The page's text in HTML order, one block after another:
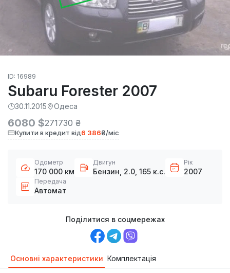
ID: 16989
Subaru Forester 2007
30.11.2015 Одеса
6080 $271730 ₴
Купити в кредит від6 386₴/міс
Одометр
170 000 км
Двигун
Бензин, 2.0, 165 к.с.
Рік
2007
Передача
Автомат
Поділитися в соцмережах
Основні характеристики Комплектація